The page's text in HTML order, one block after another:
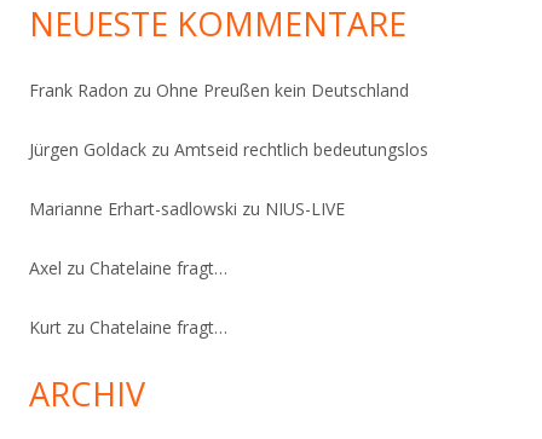
NEUESTE KOMMENTARE
Frank Radon zu Ohne Preußen kein Deutschland
Jürgen Goldack zu Amtseid rechtlich bedeutungslos
Marianne Erhart-sadlowski zu NIUS-LIVE
Axel zu Chatelaine fragt…
Kurt zu Chatelaine fragt…
ARCHIV